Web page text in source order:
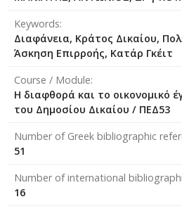
Keywords
Διαφάνεια, Κράτος Δικαίου,
Άσκηση Επιρροής, Κατάρ Γκέιτ
Course / Module
Η διαφθορά και το οικονομικό
του Δημοσίου Δικαίου / ΠΕΔ53
Number of Greek bibliographic
51
Number of international
16